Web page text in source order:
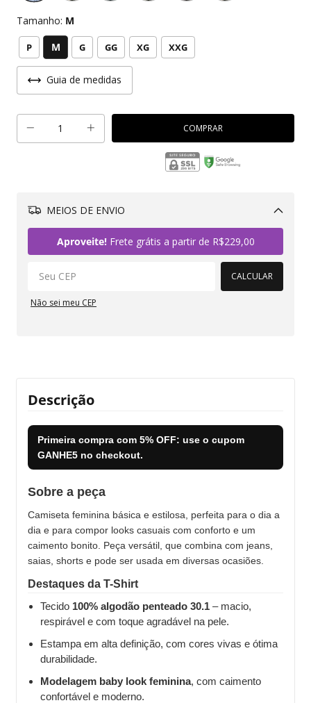
Tamanho: M
P M G GG XG XXG
Guia de medidas
MEIOS DE ENVIO
Aproveite!Frete grátis a partir de R$229,00
CALCULAR
Não sei meu CEP
Descrição
Primeira compra com 5% OFF: use o cupom
GANHE5 no checkout.
Sobre a peça
Camiseta feminina básica e estilosa, perfeita para o dia a
dia e para compor looks casuais com conforto e um
caimento bonito. Peça versátil, que combina com jeans,
saias, shorts e pode ser usada em diversas ocasiões.
Destaques da T-Shirt
Tecido 100% algodão penteado 30.1 – macio,
respirável e com toque agradável na pele.
Estampa em alta definição, com cores vivas e ótima
durabilidade.
Modelagem baby look feminina, com caimento
confortável e moderno.